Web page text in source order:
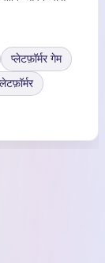
प्लेटफ़ॉर्मर गेम